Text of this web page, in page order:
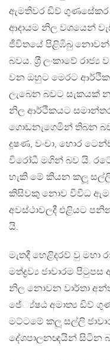
ඇමතිවර ඩිව් ගුණසේකර
ආදායම නිල වශයෙන්
ජීවිතයේ පිළිඹිබු
බවය. ශ‍්‍රී ලංකාවේ
වන ඔහුට මෙරට
ලැබෙන බවට සැකයක්
නිල ආර්ථිකයට
ගොඩනැගෙමින් තිබන
දූෂණ, වංචා, හොර
විරෝධී මගින් බව යි.
හැකි මේ කියන කලූ
කිසිවකු නොව විවිධ
අවස්ථාවලදී එළියට
යි.
මැතදී හෙළිදරව් වු මහා
මත්ද්‍රව්‍ය ජාවාරම
නිල නොවන වාර්තා
ජේ්‍ය්ෂඨ අමාත්‍ය ඩිව්
මට්ටමේ කලූ සල්ලි
දේශපාලනඥයින් සිටින